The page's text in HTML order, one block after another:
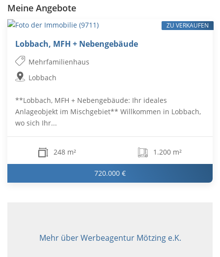
Meine Angebote
Lobbach, MFH + Nebengebäude
Mehrfamilienhaus
Lobbach
**Lobbach, MFH + Nebengebäude: Ihr ideales
Anlageobjekt im Mischgebiet** Willkommen in Lobbach,
wo sich Ihr...
248 m² 1.200 m²
720.000 €
ZU VERKAUFEN
Mehr über Werbeagentur Mötzing e.K.